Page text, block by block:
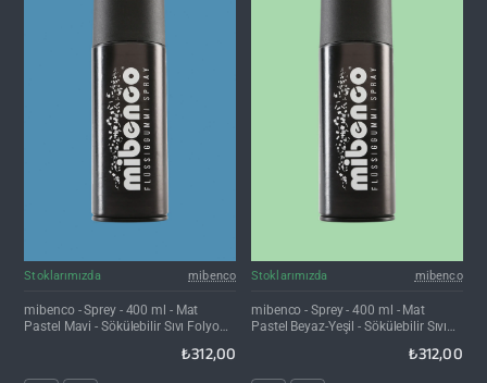
Stoklarımızda mibenco
mibenco - Sprey - 400 ml - Mat
Pastel Mavi - Sökülebilir Sıvı Folyo
₺312,00
Stoklarımızda mibenco
mibenco - Sprey - 400 ml - Mat
Pastel Beyaz-Yeşil - Sökülebilir Sıvı
₺312,00